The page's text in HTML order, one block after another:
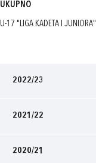
UKUPNO
U-17 "LIGA KADETA I JUNIORA"
2022/23
2021/22
2020/21